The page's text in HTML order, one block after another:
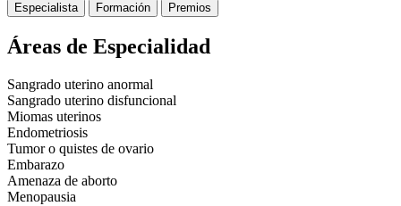
Especialista Formación Premios
Áreas de Especialidad
Sangrado uterino anormal
Sangrado uterino disfuncional
Miomas uterinos
Endometriosis
Tumor o quistes de ovario
Embarazo
Amenaza de aborto
Menopausia